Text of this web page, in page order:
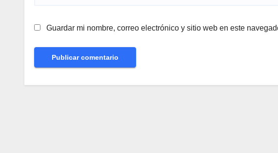
Guardar mi nombre, correo electrónico y sitio web en este